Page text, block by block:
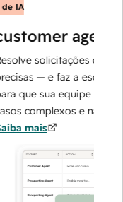
agent
solicitações com
— e faz a escalada
que sua equipe possa se
complexos e na
mais